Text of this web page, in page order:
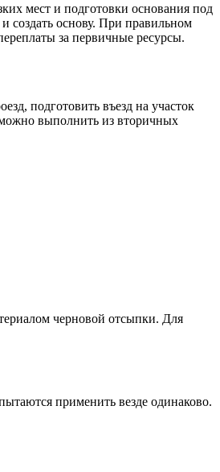
мест и подготовки основания под
создать основу. При правильном
за первичные ресурсы.
подготовить въезд на участок
выполнить из вторичных
черновой отсыпки. Для
применить везде одинаково.